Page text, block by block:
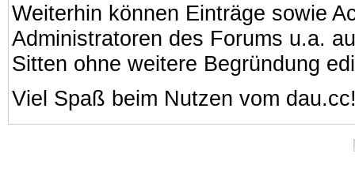
Weiterhin können Einträge sowie
Administratoren des Forums u.a.
Sitten ohne weitere Begründung
Viel Spaß beim Nutzen vom